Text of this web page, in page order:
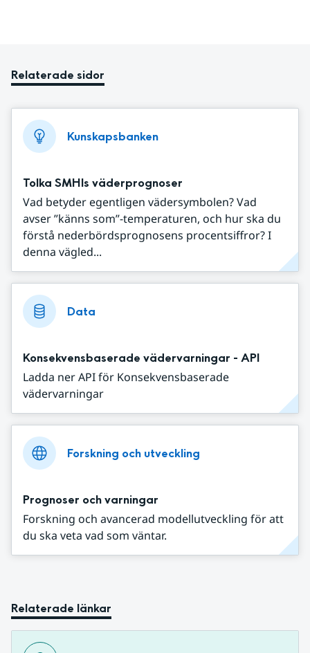
Relaterade sidor
Kunskapsbanken
Tolka SMHIs väderprognoser
Vad betyder egentligen vädersymbolen? Vad
avser ”känns som”-temperaturen, och hur ska du
förstå nederbördsprognosens procentsiffror? I
denna vägled...
Data
Konsekvensbaserade vädervarningar - API
Ladda ner API för Konsekvensbaserade
vädervarningar
Forskning och utveckling
Prognoser och varningar
Forskning och avancerad modellutveckling för att
du ska veta vad som väntar.
Relaterade länkar